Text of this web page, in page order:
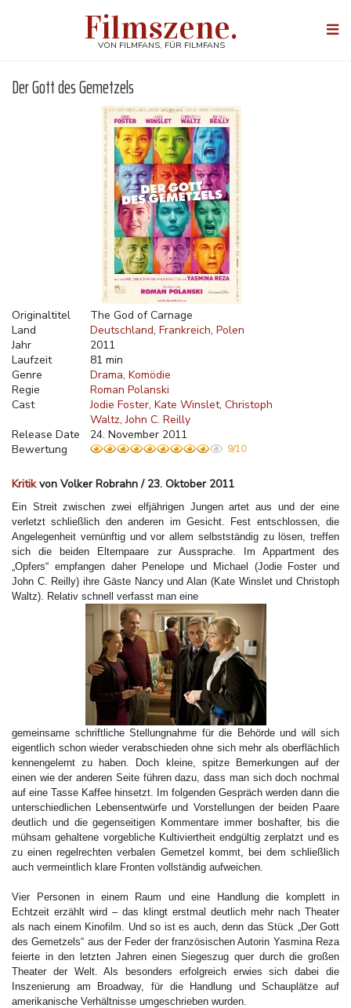
Filmszene.
VON FILMFANS, FÜR FILMFANS
Der Gott des Gemetzels
Originaltitel
The God of Carnage
Land
Deutschland Frankreich Polen
Jahr
2011
Laufzeit
81 min
Genre
Drama Komödie
Regie
Roman Polanski
Cast
Jodie Foster Kate Winslet Christoph
Waltz John C. Reilly
Release Date
24. November 2011
Bewertung
9/10
Kritikvon Volker Robrahn / 23. Oktober 2011
Ein Streit zwischen zwei elfjährigen Jungen artet aus und der eine
verletzt schließlich den anderen im Gesicht. Fest entschlossen, die
Angelegenheit vernünftig und vor allem selbstständig zu lösen, treffen
sich die beiden Elternpaare zur Aussprache. Im Appartment des
„Opfers“ empfangen daher Penelope und Michael (Jodie Foster und
John C. Reilly) ihre Gäste Nancy und Alan (Kate Winslet und Christoph
Waltz). Relativ schnell verfasst man eine
gemeinsame schriftliche Stellungnahme für die Behörde und will sich
eigentlich schon wieder verabschieden ohne sich mehr als oberflächlich
kennengelernt zu haben. Doch kleine, spitze Bemerkungen auf der
einen wie der anderen Seite führen dazu, dass man sich doch nochmal
auf eine Tasse Kaffee hinsetzt. Im folgenden Gespräch werden dann die
unterschiedlichen Lebensentwürfe und Vorstellungen der beiden Paare
deutlich und die gegenseitigen Kommentare immer boshafter, bis die
mühsam gehaltene vorgebliche Kultiviertheit endgültig zerplatzt und es
zu einen regelrechten verbalen Gemetzel kommt, bei dem schließlich
auch vermeintlich klare Fronten vollständig aufweichen.
Vier Personen in einem Raum und eine Handlung die komplett in
Echtzeit erzählt wird – das klingt erstmal deutlich mehr nach Theater
als nach einem Kinofilm. Und so ist es auch, denn das Stück „Der Gott
des Gemetzels“ aus der Feder der französischen Autorin Yasmina Reza
feierte in den letzten Jahren einen Siegeszug quer durch die großen
Theater der Welt. Als besonders erfolgreich erwies sich dabei die
Inszenierung am Broadway, für die Handlung und Schauplätze auf
amerikanische Verhältnisse umgeschrieben wurden.